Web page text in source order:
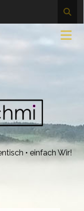
• einfach Wir!